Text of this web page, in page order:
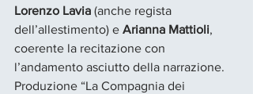
Lorenzo Lavia (anche regista
dell’allestimento) e Arianna Mattioli,
coerente la recitazione con
l’andamento asciutto della narrazione.
Produzione “La Compagnia dei